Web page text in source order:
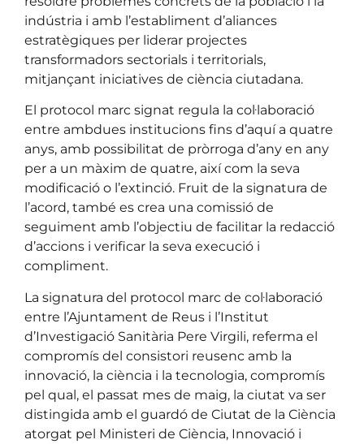
indústria i amb l’establiment d’aliances
estratègiques per liderar projectes
transformadors sectorials i territorials,
mitjançant iniciatives de ciència ciutadana.
El protocol marc signat regula la col·laboració
entre ambdues institucions fins d’aquí a quatre
anys, amb possibilitat de pròrroga d’any en any
per a un màxim de quatre, així com la seva
modificació o l’extinció. Fruit de la signatura de
l’acord, també es crea una comissió de
seguiment amb l’objectiu de facilitar la redacció
d’accions i verificar la seva execució i
compliment.
La signatura del protocol marc de col·laboració
entre l’Ajuntament de Reus i l’Institut
d’Investigació Sanitària Pere Virgili, referma el
compromís del consistori reusenc amb la
innovació, la ciència i la tecnologia, compromís
pel qual, el passat mes de maig, la ciutat va ser
distingida amb el guardó de Ciutat de la Ciència
atorgat pel Ministeri de Ciència, Innovació i